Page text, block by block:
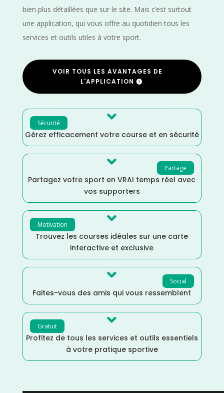
bien plus détaillées que sur le site. Mais c’est surtout
une application, qui vous offre au quotidien tous les
services et outils utiles à votre sport.
VOIR TOUS LES AVANTAGES DE
L'APPLICATION
Sécurité 
Gérez efficacement votre course et en sécurité
Partage

Partagez votre sport en VRAI temps réel avec
vos supporters
Motivation 
Trouvez les courses idéales sur une carte
interactive et exclusive
Social

Faites-vous des amis qui vous ressemblent
Gratuit 
Profitez de tous les services et outils essentiels
à votre pratique sportive